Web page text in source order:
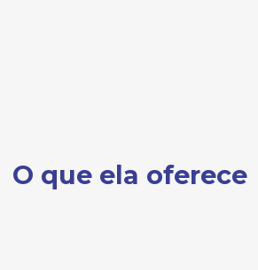
O que ela oferece